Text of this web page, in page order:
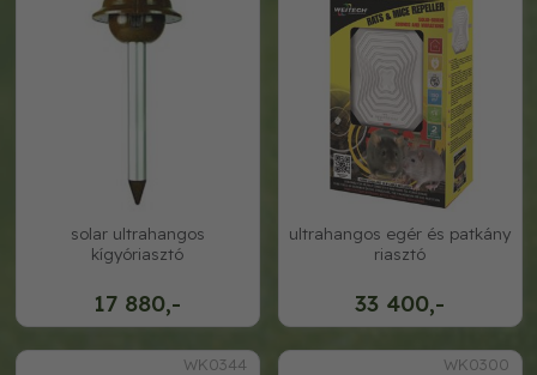
17 880,-
solar ultrahangos
kígyóriasztó
33 400,-
ultrahangos egér és patkány
riasztó
WK0344 WK0300